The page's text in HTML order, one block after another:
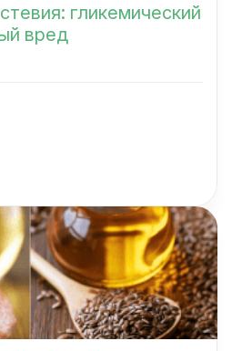
гликемический
вред